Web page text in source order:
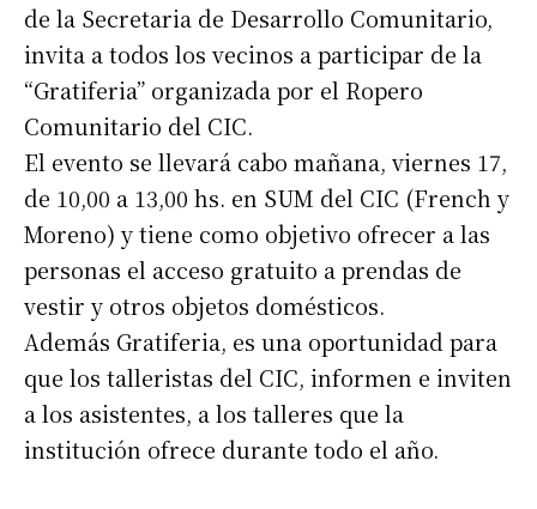
de la Secretaria de Desarrollo Comunitario,
invita a todos los vecinos a participar de la
“Gratiferia” organizada por el Ropero
Comunitario del CIC.
El evento se llevará cabo mañana, viernes 17,
de 10,00 a 13,00 hs. en SUM del CIC (French y
Moreno) y tiene como objetivo ofrecer a las
personas el acceso gratuito a prendas de
vestir y otros objetos domésticos.
Además Gratiferia, es una oportunidad para
que los talleristas del CIC, informen e inviten
a los asistentes, a los talleres que la
institución ofrece durante todo el año.